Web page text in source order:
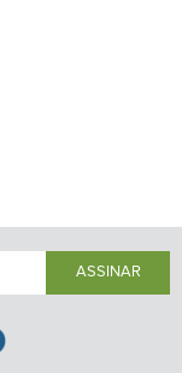
ASSINAR